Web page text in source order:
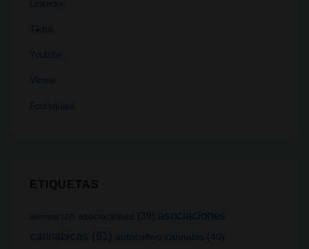
Linkedin
Tiktok
Youtube
Vimeo
Foursquare
alemania (27) asociaciones (39)
asociaciones
cannabicas (61) autocultivo cannabis (40)